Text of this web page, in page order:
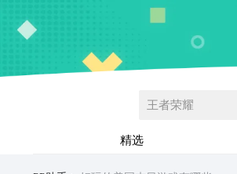
王者荣耀
精选